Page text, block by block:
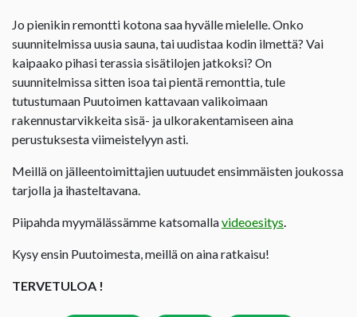
Jo pienikin remontti kotona saa hyvälle mielelle. Onko
suunnitelmissa uusia sauna, tai uudistaa kodin ilmettä? Vai
kaipaako pihasi terassia sisätilojen jatkoksi? On
suunnitelmissa sitten isoa tai pientä remonttia, tule
tutustumaan Puutoimen kattavaan valikoimaan
rakennustarvikkeita sisä- ja ulkorakentamiseen aina
perustuksesta viimeistelyyn asti.
Meillä on jälleentoimittajien uutuudet ensimmäisten joukossa
tarjolla ja ihasteltavana.
Piipahda myymälässämme katsomallavideoesitys
Kysy ensin Puutoimesta, meillä on aina ratkaisu!
TERVETULOA !